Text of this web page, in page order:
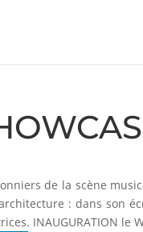
de la scène
: dans son
INAUGURATION le